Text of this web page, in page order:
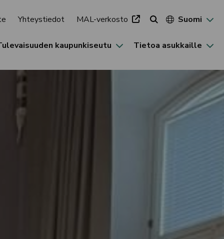
Yhteystiedot MAL-verkosto Suomi
kaupunkiseutu Tietoa asukkaille